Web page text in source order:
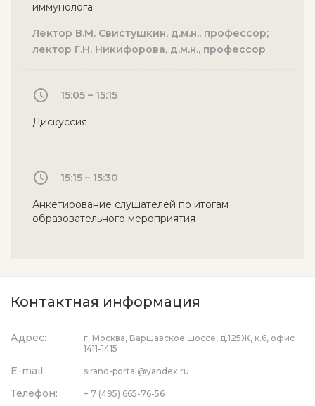
иммунолога
Лектор В.М. Свистушкин, д.м.н., профессор;
лектор Г.Н. Никифорова, д.м.н., профессор
15:05 – 15:15
Дискуссия
15:15 – 15:30
Анкетирование слушателей по итогам
образовательного мероприятия
Контактная информация
Адрес:
г. Москва, Варшавское шоссе, д.125Ж, к.6, офис
1411-1415
E-mail: sirano-portal@yandex.ru
Телефон: + 7 (495) 665-76-56